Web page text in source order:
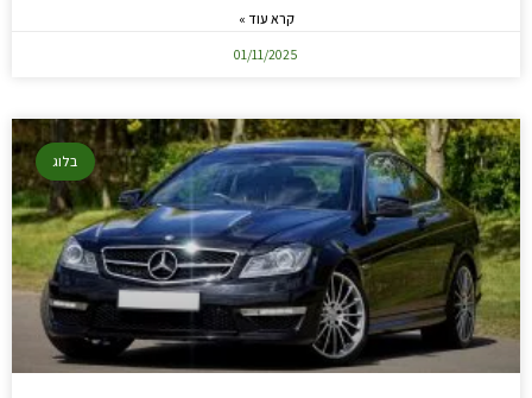
קרא עוד »
01/11/2025
בלוג